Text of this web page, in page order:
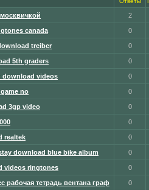
2
canada 0
treiber 0
5th graders 0
download videos 0
no 0
3gp video 0
0
realtek 0
download blue bike album 0
videos ringtones 0
рабочая тетрадь вентана граф 0